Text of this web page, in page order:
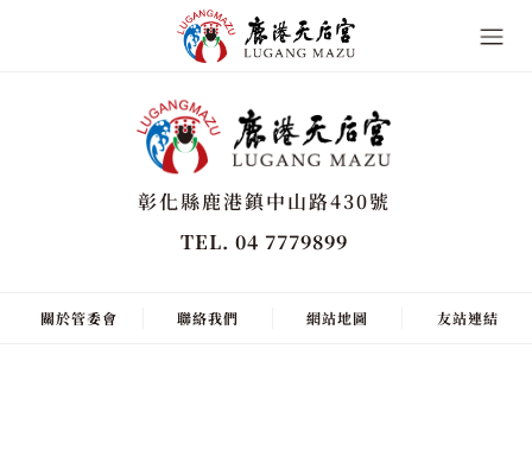
彰化縣鹿港鎮中山路430號
TEL. 04 7779899
關於管委會 聯絡我們 網站地圖 友站連結